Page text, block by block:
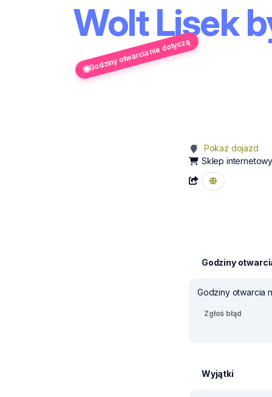
Wolt Lisek
Godziny otwarcia nie dotyczą
Pokaż dojazd
Sklep internetowy
Godziny
Godziny otwarcia
Zgłoś błąd
Wyjątki